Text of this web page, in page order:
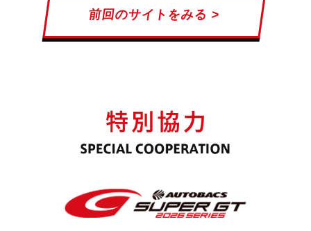
前回のサイトをみる >